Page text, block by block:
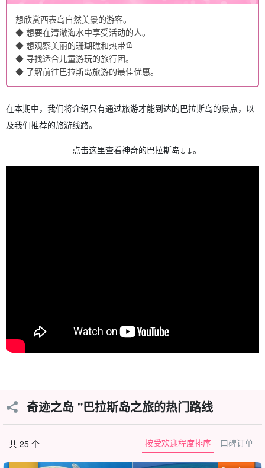
想欣赏西表岛自然美景的游客。
◆ 想要在清澈海水中享受活动的人。
◆ 想观察美丽的珊瑚礁和热带鱼
◆ 寻找适合儿童游玩的旅行团。
◆ 了解前往巴拉斯岛旅游的最佳优惠。
在本期中，我们将介绍只有通过旅游才能到达的巴拉斯岛的景点，以
及我们推荐的旅游线路。
点击这里查看神奇的巴拉斯岛↓↓。
奇迹之岛 "巴拉斯岛之旅的热门路线
共 25 个 按受欢迎程度排序 口碑订单